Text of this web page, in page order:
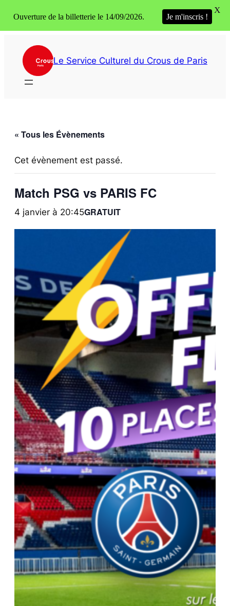
Le Service Culturel du Crous de Paris
« Tous les Évènements
Cet évènement est passé.
Match PSG vs PARIS FC
4 janvier à 20:45GRATUIT
Ouverture de la billetterie le 14/09/2026. Je m'inscris !
X